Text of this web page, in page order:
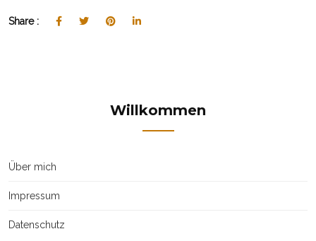
Share :
Willkommen
Über mich
Impressum
Datenschutz